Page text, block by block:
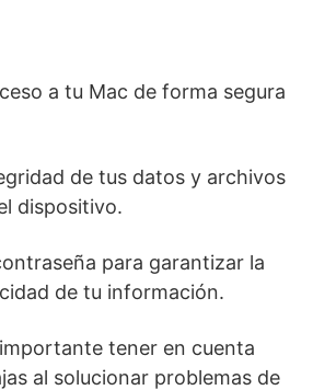
a tu Mac de forma segura
de tus datos y ⁢archivos
dispositivo.
para garantizar ​la
de tu información.
tener en cuenta
al solucionar problemas de